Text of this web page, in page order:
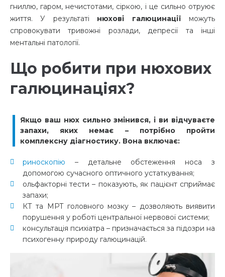
гниллю, гаром, нечистотами, сіркою, і це сильно отруює
життя. У результаті нюхові галюцинації можуть
спровокувати тривожні розлади, депресії та інші
ментальні патології.
Що робити при нюхових
галюцинаціях?
Якщо ваш нюх сильно змінився, і ви відчуваєте
запахи, яких немає – потрібно пройти
комплексну діагностику. Вона включає:
риноскопію – детальне обстеження носа з
допомогою сучасного оптичного устаткування;
ольфакторні тести – показують, як пацієнт сприймає
запахи;
КТ та МРТ головного мозку – дозволяють виявити
порушення у роботі центральної нервової системи;
консультація психіатра – призначається за підозри на
психогенну природу галюцинацій.